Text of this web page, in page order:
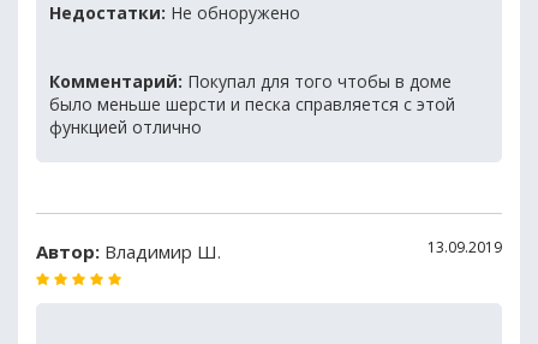
Недостатки: Не обноружено
Комментарий: Покупал для того чтобы в доме
было меньше шерсти и песка справляется с этой
функцией отлично
Автор: Владимир Ш. 13.09.2019